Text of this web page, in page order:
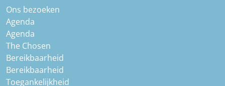
Ons bezoeken
Agenda
Agenda
The Chosen
Bereikbaarheid
Bereikbaarheid
Toegankelijkheid